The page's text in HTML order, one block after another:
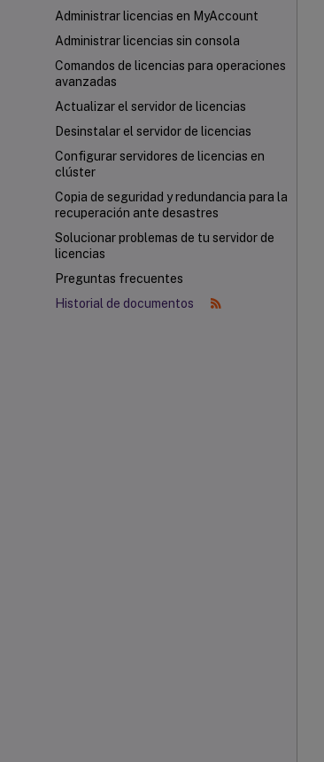
Administrar licencias en MyAccount
Administrar licencias sin consola
Comandos de licencias para operaciones
avanzadas
Actualizar el servidor de licencias
Desinstalar el servidor de licencias
Configurar servidores de licencias en
clúster
Copia de seguridad y redundancia para la
recuperación ante desastres
Solucionar problemas de tu servidor de
licencias
Preguntas frecuentes
Historial de documentos